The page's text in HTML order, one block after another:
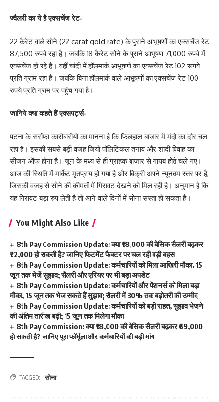
ज्वैलरी का ये है एक्सचेंज रेट-
22 कैरेट वाले सोने (22 carat gold rate) के पुराने आभूषणों का एक्सचेंज रेट
87,500 रुपये रहा है। जबकि 18 कैरेट सोने के पुराने आभूषण 71,000 रुपये में
एक्सचेंज हो रहे हैं। वहीं चांदी में हॉलमार्क आभूषणों का एक्सचेंज रेट 102 रूपये
प्रति ग्राम रहा है। जबकि बिना हॉलमार्क वाले आभूषणों का एक्सचेंज रेट 100
रुपये प्रति ग्राम पर पहुंच गया है।
जानिये क्या कहते हैं एक्सपर्ट्स-
पटना के सर्राफा कारोबारीयों का मानना है कि फिलहाल बाजार में मंदी का दौर चल
रहा है। इसकी सबसे बड़ी वजह जियो पॉलिटिकल तनाव और शादी विवाह का
सीजन ऑफ होना है। जून के मध्य से ही ग्राहक बाजार से गायब होते चले गए।
आज की स्थिति में मार्केट मृतप्राय हो गया है और बिक्री अपने न्यूनतम स्तर पर है,
जिसकी वजह से सोने की कीमतों में गिरावट देखने को मिल रही है। अनुमान है कि
यह गिरावट बड़ा रुप लेती है तो आने वाले दिनों में सोना सस्ता हो सकता है।
You Might Also Like
8th Pay Commission Update: क्या ₹18,000 की बेसिक सैलरी बढ़कर
₹72,000 हो सकती है? जानिए फिटमेंट फैक्टर पर चल रही बड़ी बहस
8th Pay Commission Update: कर्मचारियों को मिला आखिरी मौका, 15
जून तक भेजें सुझाव; सैलरी और एरियर पर भी बड़ा अपडेट
8th Pay Commission Update: कर्मचारियों और पेंशनर्स को मिला बड़ा
मौका, 15 जून तक भेज सकते हैं सुझाव; सैलरी में 30% तक बढ़ोतरी की उम्मीद
8th Pay Commission Update: कर्मचारियों को बड़ी राहत, सुझाव भेजने
की अंतिम तारीख बढ़ी; 15 जून तक मिलेगा मौका
8th Pay Commission: क्या ₹18,000 की बेसिक सैलरी बढ़कर ₹69,000
हो सकती है? जानिए पूरा फॉर्मूला और कर्मचारियों की बड़ी मांग
TAGGED: सोना